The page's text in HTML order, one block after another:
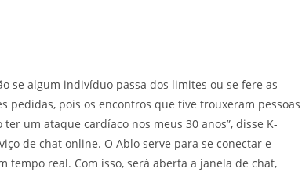
se algum indivíduo passa dos limites ou se fere as
pedidas, pois os encontros que tive trouxeram pessoas
um ataque cardíaco nos meus 30 anos”, disse K-
de chat online. O Ablo serve para se conectar e
tempo real. Com isso, será aberta a janela de chat,